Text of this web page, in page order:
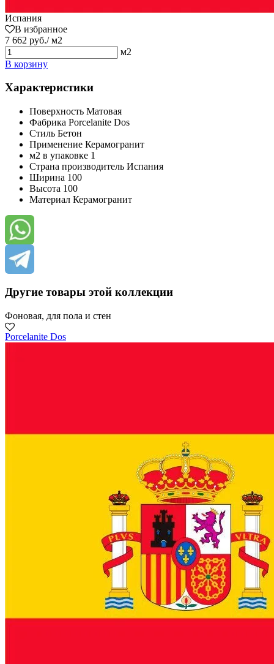
Испания
В избранное
7 662 руб./ м2
м2
В корзину
Характеристики
Поверхность Матовая
Фабрика Porcelanite Dos
Стиль Бетон
Применение Керамогранит
м2 в упаковке 1
Страна производитель Испания
Ширина 100
Высота 100
Материал Керамогранит
Другие товары этой коллекции
Фоновая, для пола и стен
Porcelanite Dos